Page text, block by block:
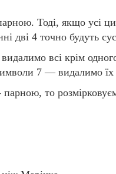
Тоді, якщо усі
дві 4 точно будуть
всі крім
7 — видалимо їх
то